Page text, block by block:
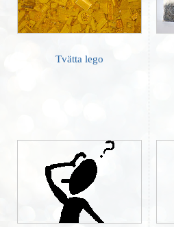
Tvätta lego